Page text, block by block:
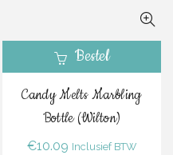
Bestel
Candy Melts Marbling
Bottle (Wilton)
€10.09 Inclusief BTW